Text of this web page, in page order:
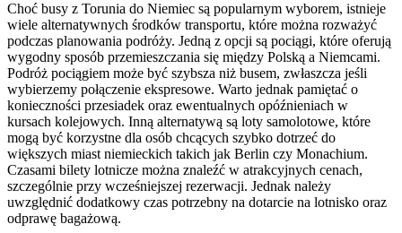
Choć busy z Torunia do Niemiec są popularnym wyborem, istnieje
wiele alternatywnych środków transportu, które można rozważyć
podczas planowania podróży. Jedną z opcji są pociągi, które oferują
wygodny sposób przemieszczania się między Polską a Niemcami.
Podróż pociągiem może być szybsza niż busem, zwłaszcza jeśli
wybierzemy połączenie ekspresowe. Warto jednak pamiętać o
konieczności przesiadek oraz ewentualnych opóźnieniach w
kursach kolejowych. Inną alternatywą są loty samolotowe, które
mogą być korzystne dla osób chcących szybko dotrzeć do
większych miast niemieckich takich jak Berlin czy Monachium.
Czasami bilety lotnicze można znaleźć w atrakcyjnych cenach,
szczególnie przy wcześniejszej rezerwacji. Jednak należy
uwzględnić dodatkowy czas potrzebny na dotarcie na lotnisko oraz
odprawę bagażową.